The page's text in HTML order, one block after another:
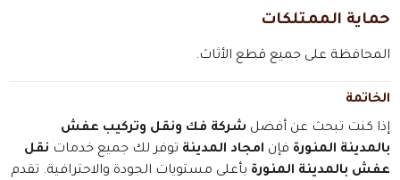
حماية الممتلكات
المحافظة على جميع قطع الأثاث.
الخاتمة
إذا كنت تبحث عن أفضل شركة فك ونقل وتركيب عفش
بالمدينة المنورة فإن امجاد المدينة توفر لك جميع خدمات نقل
عفش بالمدينة المنورة بأعلى مستويات الجودة والاحترافية. تقدم